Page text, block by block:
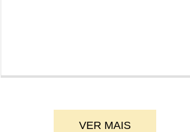
VER MAIS